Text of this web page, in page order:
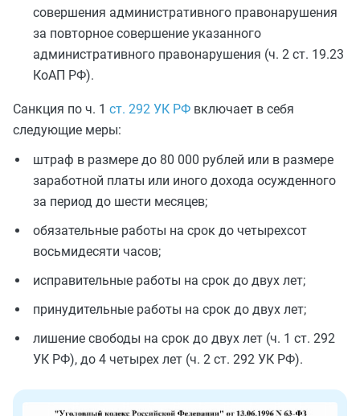
совершения административного правонарушения
за повторное совершение указанного
административного правонарушения (ч. 2 ст. 19.23
КоАП РФ).
Санкция по ч. 1 ст. 292 УК РФ включает в себя
следующие меры:
штраф в размере до 80 000 рублей или в размере
заработной платы или иного дохода осужденного
за период до шести месяцев;
обязательные работы на срок до четырехсот
восьмидесяти часов;
исправительные работы на срок до двух лет;
принудительные работы на срок до двух лет;
лишение свободы на срок до двух лет (ч. 1 ст. 292
УК РФ), до 4 четырех лет (ч. 2 ст. 292 УК РФ).